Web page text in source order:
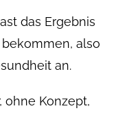
das Ergebnis
also
an.
ohne Konzept,